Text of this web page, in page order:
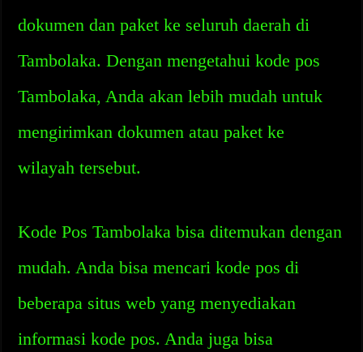
dokumen dan paket ke seluruh daerah di
Tambolaka. Dengan mengetahui kode pos
Tambolaka, Anda akan lebih mudah untuk
mengirimkan dokumen atau paket ke
wilayah tersebut.
Kode Pos Tambolaka bisa ditemukan dengan
mudah. Anda bisa mencari kode pos di
beberapa situs web yang menyediakan
informasi kode pos. Anda juga bisa